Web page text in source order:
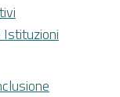
Istituzioni